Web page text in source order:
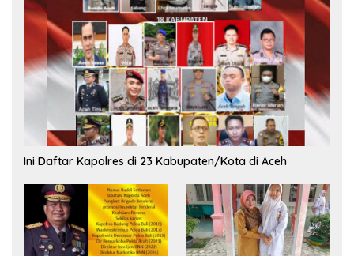
Ini Daftar Kapolres di 23 Kabupaten/Kota di Aceh